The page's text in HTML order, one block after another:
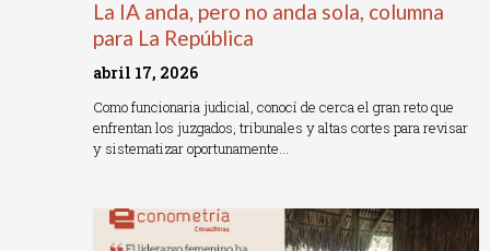
La IA anda, pero no anda sola, columna
para La República
abril 17, 2026
Como funcionaria judicial, conocí de cerca el gran reto que
enfrentan los juzgados, tribunales y altas cortes para revisar
y sistematizar oportunamente…